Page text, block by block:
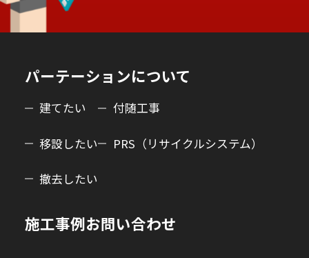
パーテーションについて
建てたい
移設したい
撤去したい
付随工事
PRS（リサイクルシステム）
施工事例お問い合わせ